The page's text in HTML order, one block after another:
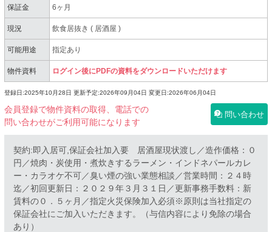
保証金 6ヶ月
現況 飲食居抜き( 居酒屋)
可能用途 指定あり
物件資料 ログイン後にPDFの資料をダウンロードいただけます
登録日:2025年10月28日 更新予定:2026年09月04日 変更日:2026年06月04日
会員登録で物件資料の取得、電話での
問い合わせがご利用可能になります
問い合わせ
契約:即入居可,保証会社加入要 居酒屋現状渡し／造作価格：０
円／焼肉・炭使用・煮炊きするラーメン・インドネパールカレ
ー・カラオケ不可／臭い煙の強い業態相談／営業時間：２４時
迄／初回更新日：２０２９年３月３１日／更新事務手数料：新
賃料の０．５ヶ月／指定火災保険加入必須※原則は当社指定の
保証会社にご加入いただきます。（与信内容により免除の場合
あり）